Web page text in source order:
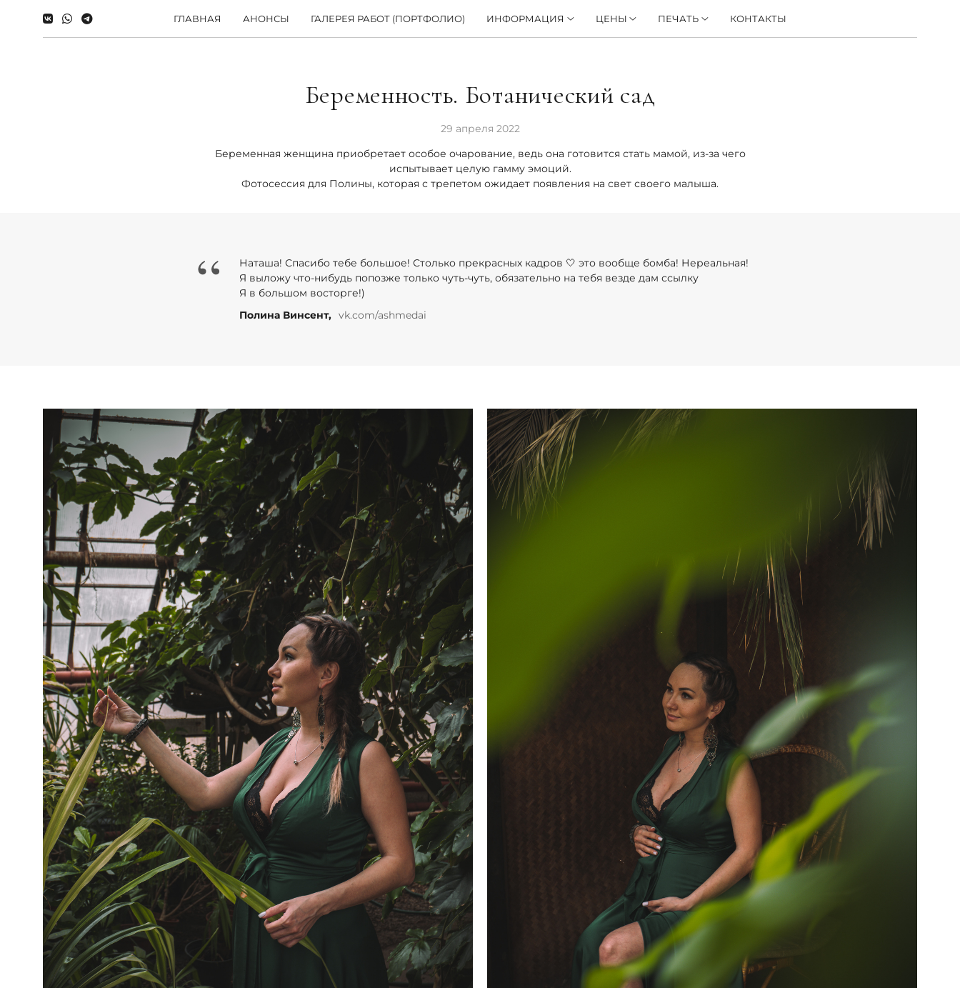
ГЛАВНАЯ АНОНСЫ ГАЛЕРЕЯ РАБОТ (ПОРТФОЛИО) ИНФОРМАЦИЯ ЦЕНЫ ПЕЧАТЬ КОНТАКТЫ
Беременность. Ботанический сад
29 апреля 2022
Беременная женщина приобретает особое очарование, ведь она готовится стать мамой, из-за чего
испытывает целую гамму эмоций.
Фотосессия для Полины, которая с трепетом ожидает появления на свет своего малыша.
“
Наташа! Спасибо тебе большое! Столько прекрасных кадров 🤍 это вообще бомба! Нереальная!
Я выложу что-нибудь попозже только чуть-чуть, обязательно на тебя везде дам ссылку
Я в большом восторге!)
Полина Винсент, vk.com/ashmedai